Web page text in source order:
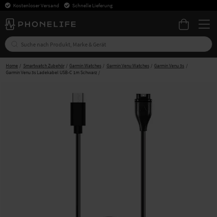
Kostenloser Versand Schnelle Lieferung
Home Smartwatch Zubehör Garmin Watches Garmin Venu Watches
Garmin Venu 3s
Garmin Venu 3s Ladekabel USB-C 1m Schwarz